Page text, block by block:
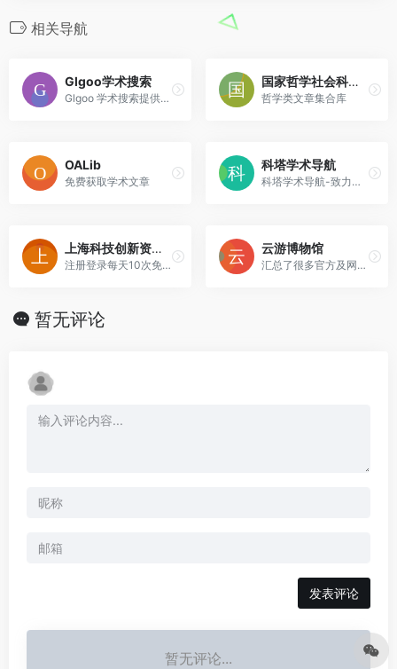
相关导航
Glgoo学术搜索
Glgoo 学术搜索提供可广泛搜索学术文献的简便方法。您可以从一个位置搜索众多学科和资料来源：来自学术著作出版商、专业性社团、预印本、各大学及其他学术组织的经同行评论的文章、论文、图书、摘要和文章。Glgoo 学术搜索可帮助您在整个学术领域中确定相关性最强的研究。
国家哲学社会科学文献中心
哲学类文章集合库
OALib
免费获取学术文章
科塔学术导航
科塔学术导航-致力于成为国内领先的科研与学术资源导航平台，为科研人员提供科研网站导航，网址库等服务，让科研工作更简单、更有效率。
上海科技创新资源数据中心
注册登录每天10次免费下载论文
云游博物馆
汇总了很多官方及网络博物馆
暂无评论
发表评论
暂无评论...